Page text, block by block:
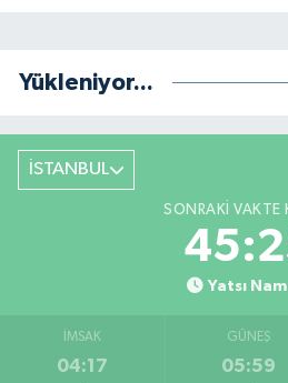
Yükleniyor...
İSTANBUL
SONRAKI VAKTE
Yatsı
İMSAK
04:17
GÜNEŞ
05:59